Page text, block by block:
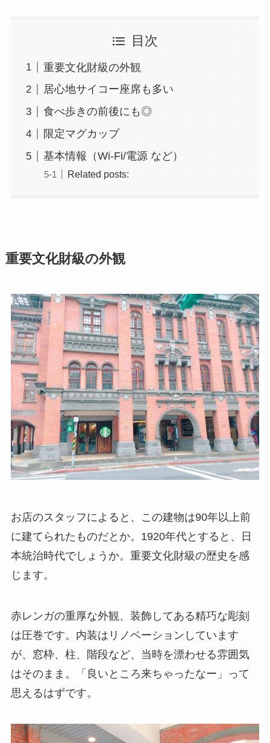
目次
重要文化財級の外観
居心地サイコー座席も多い
食べ歩きの前後にも◎
限定マグカップ
基本情報（Wi-Fi/電源 など）
Related posts:
重要文化財級の外観
お店のスタッフによると、この建物は90年以上前
に建てられたものだとか。1920年代とすると、日
本統治時代でしょうか。重要文化財級の歴史を感
じます。
赤レンガの重厚な外観、装飾してある精巧な彫刻
は圧巻です。内装はリノベーションしています
が、窓枠、柱、階段など、当時を漂わせる雰囲気
はそのまま。「良いところ来ちゃったなー」って
思えるはずです。